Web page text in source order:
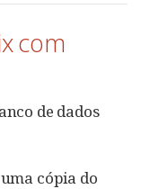
com
de dados
cópia do